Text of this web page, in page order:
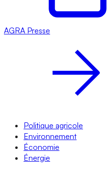
AGRA Presse
Politique agricole
Environnement
Économie
Énergie